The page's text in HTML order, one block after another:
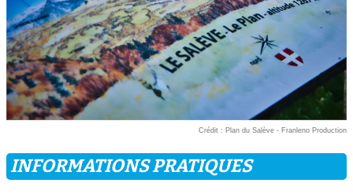
Crédit : Plan du Salève - Franleno Production
INFORMATIONS PRATIQUES